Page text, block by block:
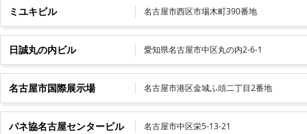
ミユキビル 名古屋市西区市場木町390番地
日誠丸の内ビル 愛知県名古屋市中区丸の内2-6-1
名古屋市国際展示場 名古屋市港区金城ふ頭二丁目2番地
パネ協名古屋センタービル 名古屋市中区栄5-13-21